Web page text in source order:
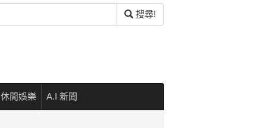
搜尋!
休閒娛樂 A.I 新聞